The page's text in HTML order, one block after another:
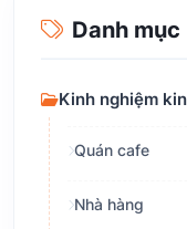
Danh mục
Kinh nghiệm
Quán cafe
Nhà hàng